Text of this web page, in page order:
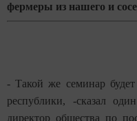
фермеры из нашего и
- Такой же семинар
республики, -сказал
директор общества по